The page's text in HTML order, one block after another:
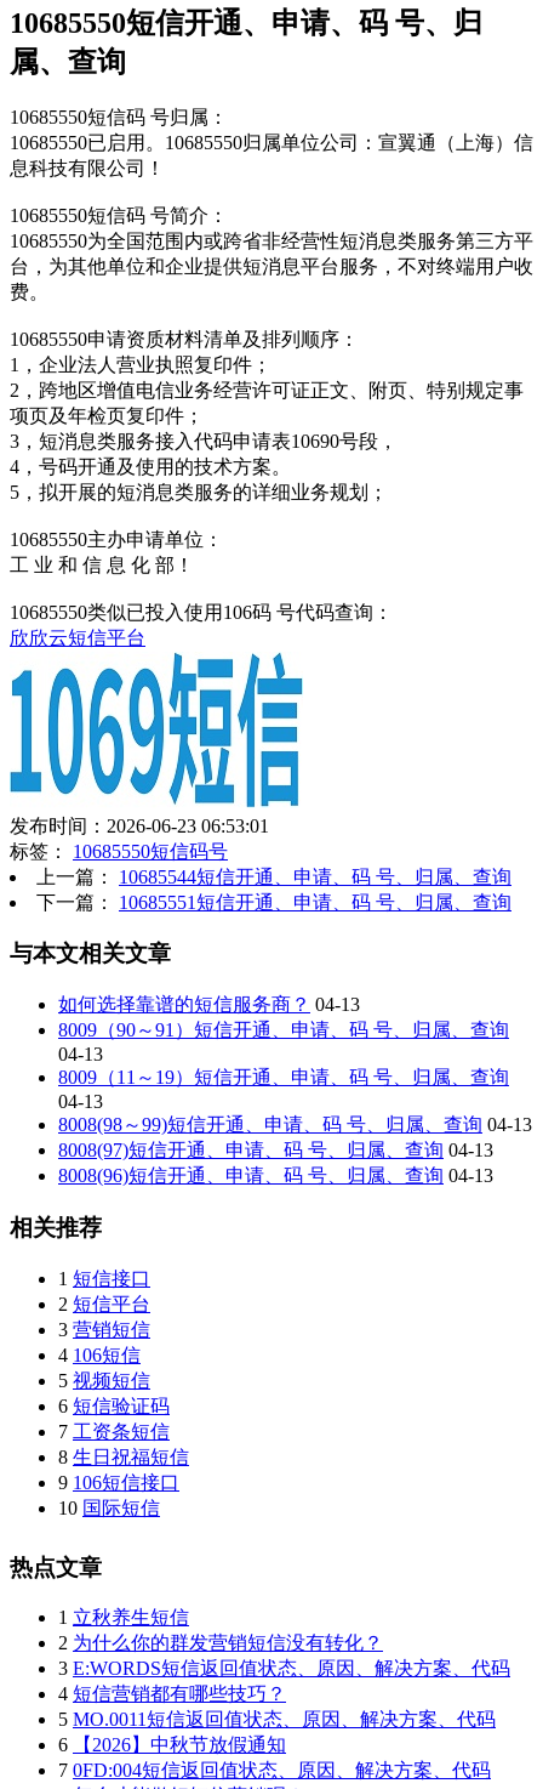
10685550短信开通、申请、码 号、归
属、查询
10685550短信码 号归属：
10685550已启用。10685550归属单位公司：宣翼通（上海）信
息科技有限公司！
10685550短信码 号简介：
10685550为全国范围内或跨省非经营性短消息类服务第三方平
台，为其他单位和企业提供短消息平台服务，不对终端用户收
费。
10685550申请资质材料清单及排列顺序：
1，企业法人营业执照复印件；
2，跨地区增值电信业务经营许可证正文、附页、特别规定事
项页及年检页复印件；
3，短消息类服务接入代码申请表10690号段，
4，号码开通及使用的技术方案。
5，拟开展的短消息类服务的详细业务规划；
10685550主办申请单位：
工 业 和 信 息 化 部！
10685550类似已投入使用106码 号代码查询：
欣欣云短信平台
发布时间：2026-06-23 06:53:01
标签： 10685550短信码号
上一篇： 10685544短信开通、申请、码 号、归属、查询
下一篇： 10685551短信开通、申请、码 号、归属、查询
与本文相关文章
如何选择靠谱的短信服务商？ 04-13
8009（90～91）短信开通、申请、码 号、归属、查询
04-13
8009（11～19）短信开通、申请、码 号、归属、查询
04-13
8008(98～99)短信开通、申请、码 号、归属、查询 04-13
8008(97)短信开通、申请、码 号、归属、查询 04-13
8008(96)短信开通、申请、码 号、归属、查询 04-13
相关推荐
1 短信接口
2 短信平台
3 营销短信
4 106短信
5 视频短信
6 短信验证码
7 工资条短信
8 生日祝福短信
9 106短信接口
10 国际短信
热点文章
1 立秋养生短信
2 为什么你的群发营销短信没有转化？
3 E:WORDS短信返回值状态、原因、解决方案、代码
4 短信营销都有哪些技巧？
5 MO.0011短信返回值状态、原因、解决方案、代码
6
【2026】中秋节放假通知
7 0FD:004短信返回值状态、原因、解决方案、代码